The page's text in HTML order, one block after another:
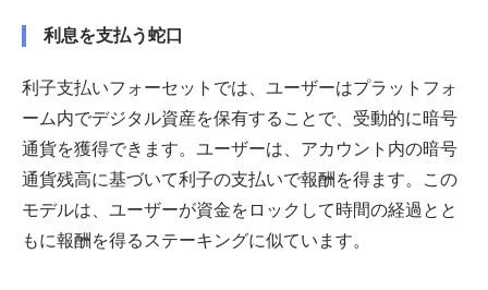
利息を支払う蛇口
利子支払いフォーセットでは、ユーザーはプラットフォ
ーム内でデジタル資産を保有することで、受動的に暗号
通貨を獲得できます。ユーザーは、アカウント内の暗号
通貨残高に基づいて利子の支払いで報酬を得ます。この
モデルは、ユーザーが資金をロックして時間の経過とと
もに報酬を得るステーキングに似ています。